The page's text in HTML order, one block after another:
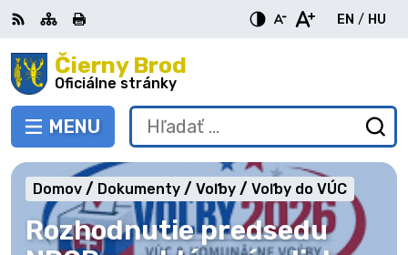
Preskočiť
na
obsah Čierny Brod
Oficiálne stránky
PREPNÚŤ
MENU
RSS MapaTlačiť
EN
English
/ HU
Hľadať:
Rozhodnutie predsedu
Domov Dokumenty Voľby Voľby do VÚC